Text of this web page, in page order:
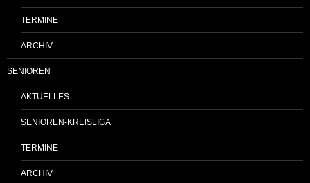
TERMINE
ARCHIV
SENIOREN
AKTUELLES
SENIOREN-KREISLIGA
TERMINE
ARCHIV